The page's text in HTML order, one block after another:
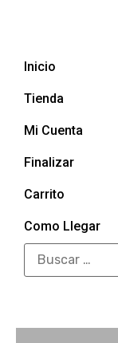
Inicio
Tienda
Mi Cuenta
Finalizar
Carrito
Como Llegar